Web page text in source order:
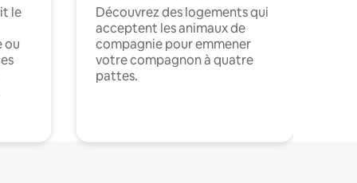
le
ou
Découvrez des logements qui
acceptent les animaux de
compagnie pour emmener
votre compagnon à quatre
pattes.